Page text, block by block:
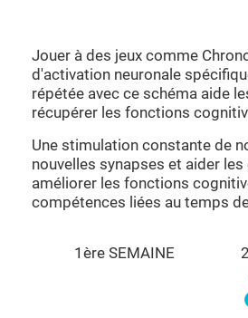
Jouer à des jeux comme
d'activation neuronale
répétée avec ce schéma aide
récupérer les fonctions
Une stimulation constante de
nouvelles synapses et aider
améliorer les fonctions
compétences liées au temps
1ère SEMAINE